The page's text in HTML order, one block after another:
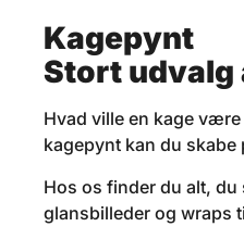
Kagepynt
Stort udvalg
Hvad ville en kage
kagepynt kan du
Hos os finder du alt,
glansbilleder og wraps